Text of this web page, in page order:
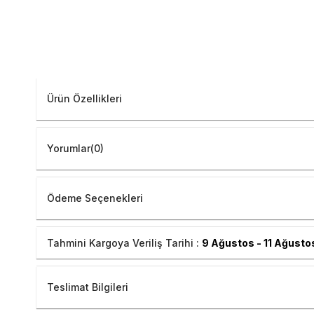
Ürün Özellikleri
Yorumlar(0)
Ödeme Seçenekleri
Tahmini Kargoya Veriliş Tarihi : 9 Ağustos - 11
Teslimat Bilgileri